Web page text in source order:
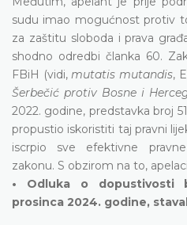
sudu imao mogućnost protiv
za zaštitu sloboda i prava
shodno odredbi članka 60.
FBiH (vidi,mutatis mutandis,
Šerbečić protiv Bosne i
2022. godine, predstavka broj
propustio iskoristiti taj pravni
iscrpio sve efektivne
zakonu. S obzirom na to,
• Odluka o dopustivosti
prosinca 2024. godine,